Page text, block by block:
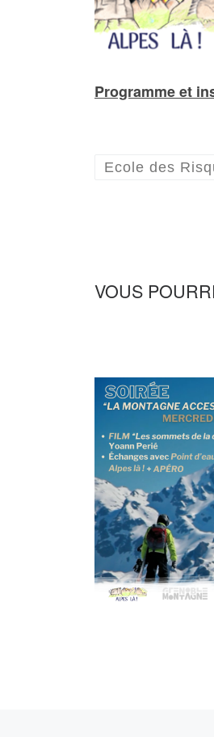
Programme et
Ecole des
VOUS